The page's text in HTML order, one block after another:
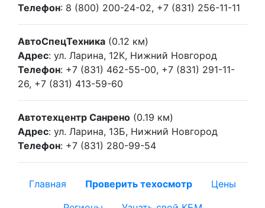
Телефон: 8 (800) 200-24-02, +7 (831) 256-11-11
АвтоСпецТехника (0.12 км)
Адрес: ул. Ларина, 12К, Нижний Новгород
Телефон: +7 (831) 462-55-00, +7 (831) 291-11-
26, +7 (831) 413-59-60
Автотехцентр Санрено (0.19 км)
Адрес: ул. Ларина, 13Б, Нижний Новгород
Телефон: +7 (831) 280-99-54
Главная Проверить техосмотр
Цены